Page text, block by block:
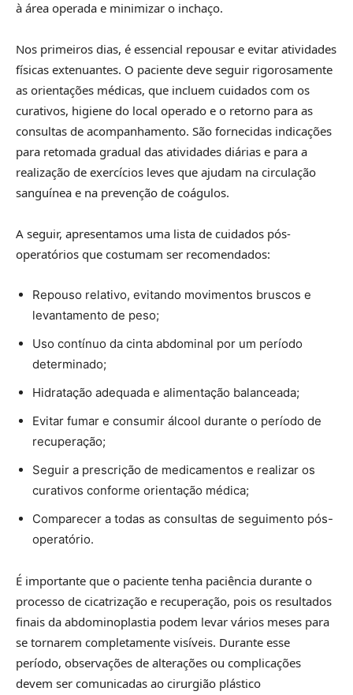
à área operada e minimizar o inchaço.
Nos primeiros dias, é essencial repousar e evitar atividades
físicas extenuantes. O paciente deve seguir rigorosamente
as orientações médicas, que incluem cuidados com os
curativos, higiene do local operado e o retorno para as
consultas de acompanhamento. São fornecidas indicações
para retomada gradual das atividades diárias e para a
realização de exercícios leves que ajudam na circulação
sanguínea e na prevenção de coágulos.
A seguir, apresentamos uma lista de cuidados pós-
operatórios que costumam ser recomendados:
Repouso relativo, evitando movimentos bruscos e
levantamento de peso;
Uso contínuo da cinta abdominal por um período
determinado;
Hidratação adequada e alimentação balanceada;
Evitar fumar e consumir álcool durante o período de
recuperação;
Seguir a prescrição de medicamentos e realizar os
curativos conforme orientação médica;
Comparecer a todas as consultas de seguimento pós-
operatório.
É importante que o paciente tenha paciência durante o
processo de cicatrização e recuperação, pois os resultados
finais da abdominoplastia podem levar vários meses para
se tornarem completamente visíveis. Durante esse
período, observações de alterações ou complicações
devem ser comunicadas ao cirurgião plástico